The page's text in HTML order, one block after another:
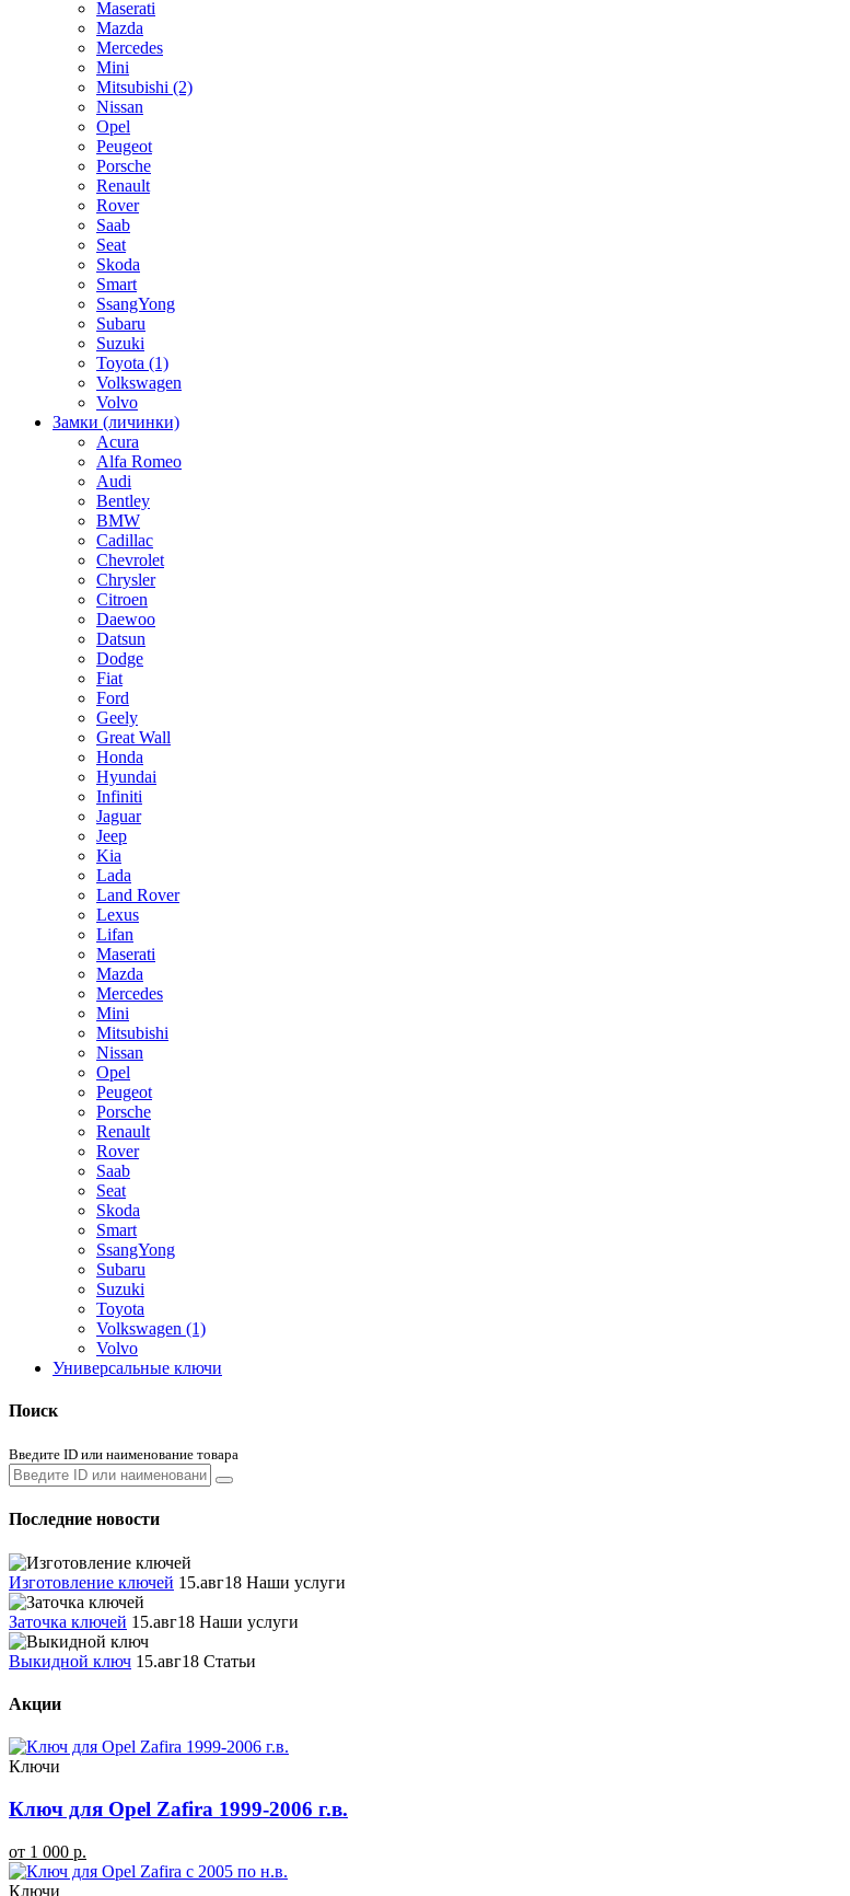
Maserati
Mazda
Mercedes
Mini
Mitsubishi (2)
Nissan
Opel
Peugeot
Porsche
Renault
Rover
Saab
Seat
Skoda
Smart
SsangYong
Subaru
Suzuki
Toyota (1)
Volkswagen
Volvo
Замки (личинки)
Acura
Alfa Romeo
Audi
Bentley
BMW
Cadillac
Chevrolet
Chrysler
Citroen
Daewoo
Datsun
Dodge
Fiat
Ford
Geely
Great Wall
Honda
Hyundai
Infiniti
Jaguar
Jeep
Kia
Lada
Land Rover
Lexus
Lifan
Maserati
Mazda
Mercedes
Mini
Mitsubishi
Nissan
Opel
Peugeot
Porsche
Renault
Rover
Saab
Seat
Skoda
Smart
SsangYong
Subaru
Suzuki
Toyota
Volkswagen (1)
Volvo
Универсальные ключи
Поиск
Введите ID или наименование товара
Последние новости
Изготовление ключей 15.авг18 Наши услуги
Заточка ключей 15.авг18 Наши услуги
Выкидной ключ 15.авг18 Статьи
Акции
Ключи
Ключ для Opel Zafira 1999-2006 г.в.
от 1 000 р.
Ключи